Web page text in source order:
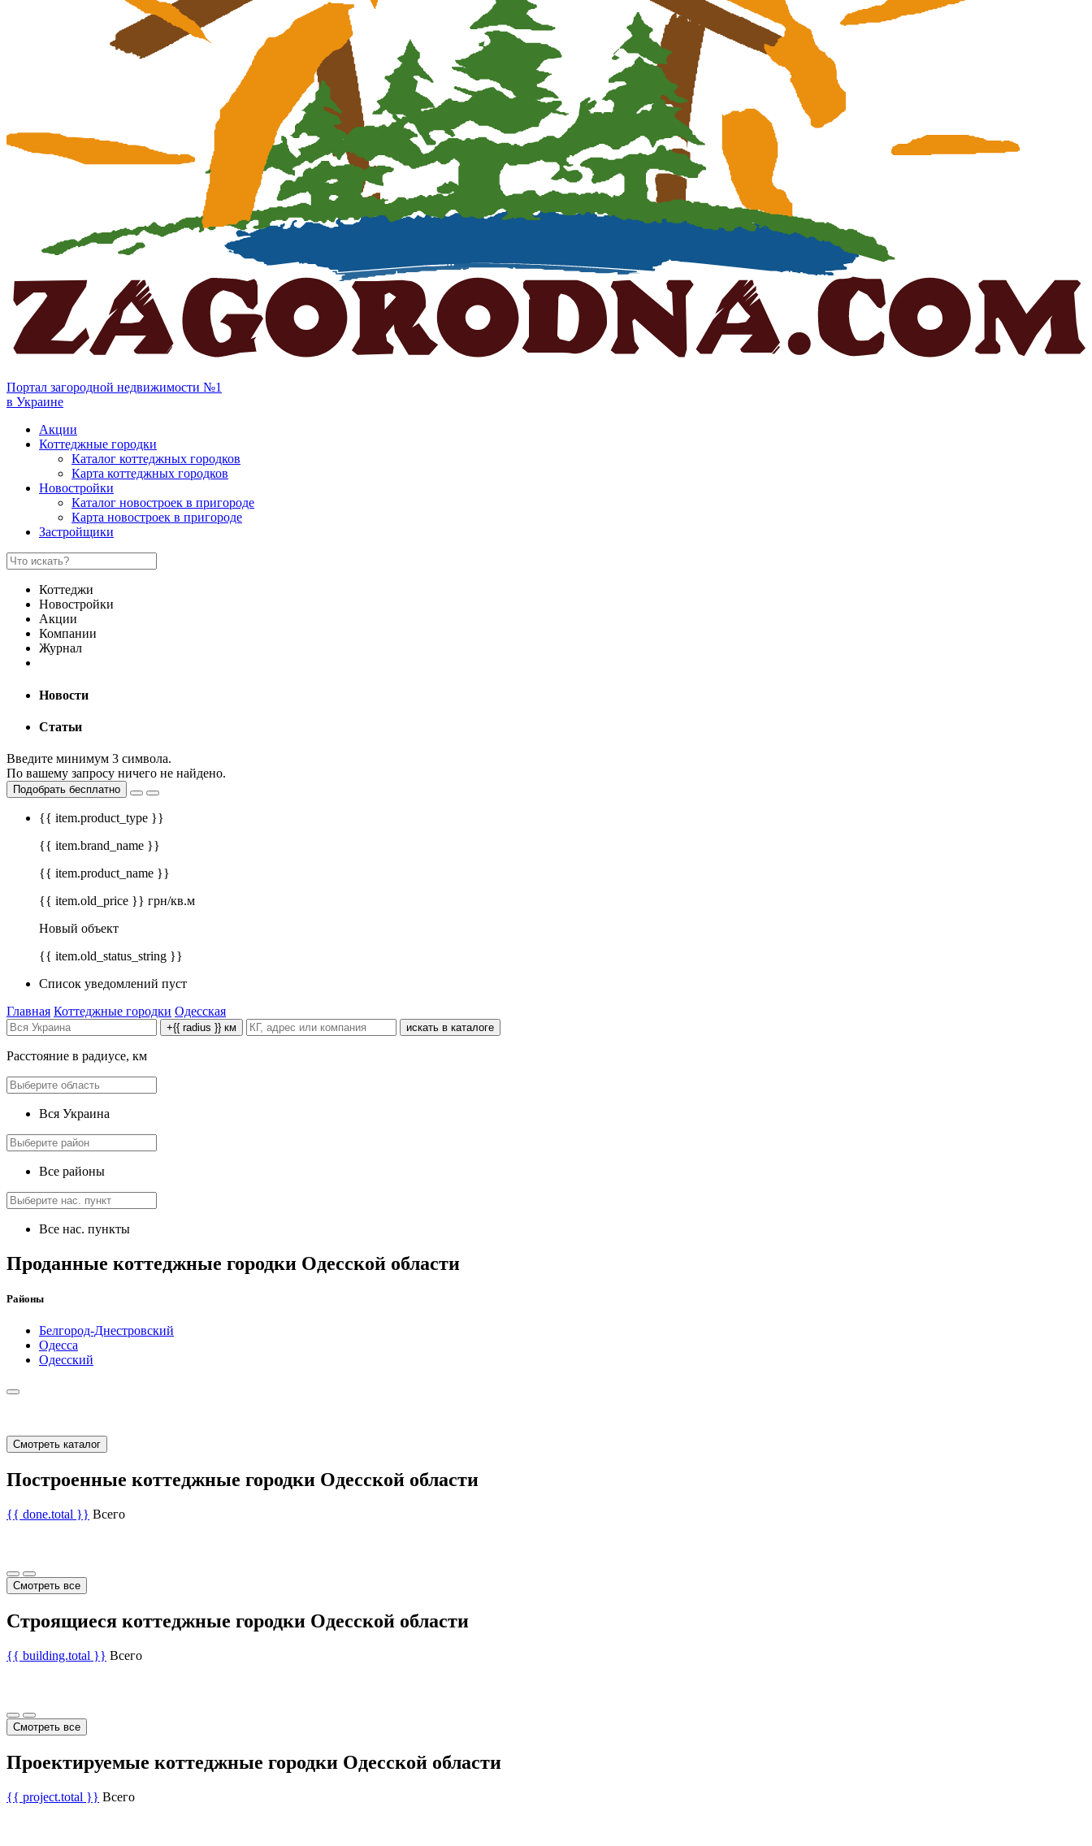
Портал загородной недвижимости №1
в Украине
Акции
Коттеджные городки
Каталог коттеджных городков
Карта коттеджных городков
Новостройки
Каталог новостроек в пригороде
Карта новостроек в пригороде
Застройщики
Коттеджи
Новостройки
Акции
Компании
Журнал
Новости
Статьи
Введите минимум 3 символа.
По вашему запросу ничего не найдено.
Подобрать бесплатно
{{ item.product_type }}
{{ item.brand_name }}
{{ item.product_name }}
{{ item.old_price }} грн/кв.м
Новый объект
{{ item.old_status_string }}
Список уведомлений пуст
Главная Коттеджные городки Одесская
+{{ radius }} км искать в каталоге
Расстояние в радиусе, км
Вся Украина
Все районы
Все нас. пункты
Проданные коттеджные городки Одесской области
Районы
Белгород-Днестровский
Одесса
Одесский
Смотреть каталог
Построенные коттеджные городки Одесской области
{{ done.total }} Всего
Смотреть все
Строящиеся коттеджные городки Одесской области
{{ building.total }} Всего
Смотреть все
Проектируемые коттеджные городки Одесской области
{{ project.total }} Всего